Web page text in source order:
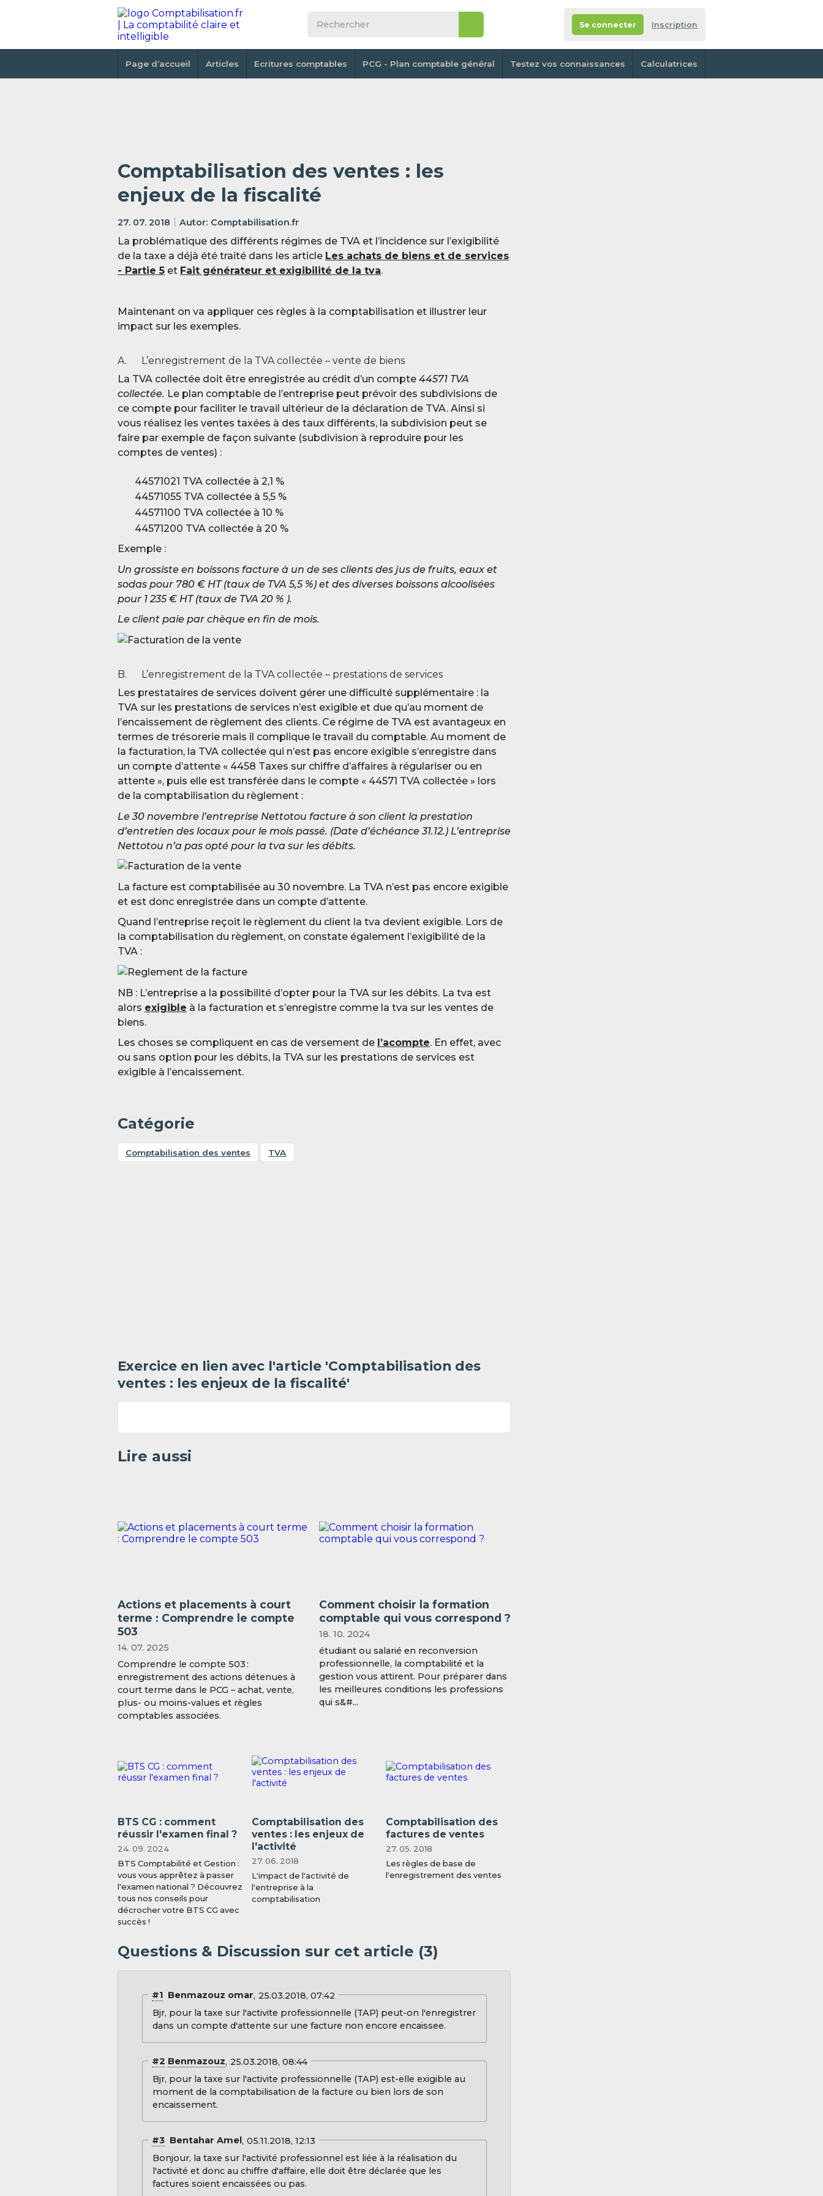
Se connecter Inscription
Page d’accueil Articles Ecritures comptables PCG - Plan comptable général Testez vos connaissances Calculatrices
Comptabilisation des ventes : les
enjeux de la fiscalité
27. 07. 2018 Comptabilisation.fr
La problématique des différents régimes de TVA et l’incidence sur l’exigibilité
de la taxe a déjà été traité dans les article Les achats de biens et de services
- Partie 5 et Fait générateur et exigibilité de la tva.
Maintenant on va appliquer ces règles à la comptabilisation et illustrer leur
impact sur les exemples.
A. L’enregistrement de la TVA collectée – vente de biens
La TVA collectée doit être enregistrée au crédit d’un compte 44571 TVA
collectée. Le plan comptable de l’entreprise peut prévoir des subdivisions de
ce compte pour faciliter le travail ultérieur de la déclaration de TVA. Ainsi si
vous réalisez les ventes taxées à des taux différents, la subdivision peut se
faire par exemple de façon suivante (subdivision à reproduire pour les
comptes de ventes) :
44571021 TVA collectée à 2,1 %
44571055 TVA collectée à 5,5 %
44571100 TVA collectée à 10 %
44571200 TVA collectée à 20 %
Exemple :
Un grossiste en boissons facture à un de ses clients des jus de fruits, eaux et
sodas pour 780 € HT (taux de TVA 5,5 %) et des diverses boissons alcoolisées
pour 1 235 € HT (taux de TVA 20 % ).
Le client paie par chèque en fin de mois.
B. L’enregistrement de la TVA collectée – prestations de services
Les prestataires de services doivent gérer une difficulté supplémentaire : la
TVA sur les prestations de services n’est exigible et due qu’au moment de
l’encaissement de règlement des clients. Ce régime de TVA est avantageux en
termes de trésorerie mais il complique le travail du comptable. Au moment de
la facturation, la TVA collectée qui n’est pas encore exigible s’enregistre dans
un compte d’attente « 4458 Taxes sur chiffre d’affaires à régulariser ou en
attente », puis elle est transférée dans le compte « 44571 TVA collectée » lors
de la comptabilisation du règlement :
Le 30 novembre l’entreprise Nettotou facture à son client la prestation
d’entretien des locaux pour le mois passé. (Date d’échéance 31.12.) L’entreprise
Nettotou n’a pas opté pour la tva sur les débits.
La facture est comptabilisée au 30 novembre. La TVA n’est pas encore exigible
et est donc enregistrée dans un compte d’attente.
Quand l’entreprise reçoit le règlement du client la tva devient exigible. Lors de
la comptabilisation du règlement, on constate également l’exigibilité de la
TVA :
NB : L’entreprise a la possibilité d’opter pour la TVA sur les débits. La tva est
alors exigible à la facturation et s’enregistre comme la tva sur les ventes de
biens.
Les choses se compliquent en cas de versement de l’acompte. En effet, avec
ou sans option pour les débits, la TVA sur les prestations de services est
exigible à l’encaissement.
Catégorie
Comptabilisation des ventes TVA
Exercice en lien avec l'article 'Comptabilisation des
ventes : les enjeux de la fiscalité'
Lire aussi
Actions et placements à court
terme : Comprendre le compte
503
14. 07. 2025
Comprendre le compte 503 :
enregistrement des actions détenues à
court terme dans le PCG – achat, vente,
plus- ou moins-values et règles
comptables associées.
Comment choisir la formation
comptable qui vous correspond ?
18. 10. 2024
étudiant ou salarié en reconversion
professionnelle, la comptabilité et la
gestion vous attirent. Pour préparer dans
les meilleures conditions les professions
qui s&#...
BTS CG : comment
réussir l'examen final ?
24. 09. 2024
BTS Comptabilité et Gestion :
vous vous apprêtez à passer
l'examen national ? Découvrez
tous nos conseils pour
décrocher votre BTS CG avec
succès !
Comptabilisation des
ventes : les enjeux de
l'activité
27. 06. 2018
L'impact de l'activité de
l'entreprise à la
comptabilisation
Comptabilisation des
factures de ventes
27. 05. 2018
Les règles de base de
l'enregistrement des ventes
Questions & Discussion sur cet article (3)
#1Benmazouz omar 25.03.2018, 07:42
Bjr, pour la taxe sur l'activite professionnelle (TAP) peut-on l'enregistrer
dans un compte d'attente sur une facture non encore encaissee.
#2 Benmazouz 25.03.2018, 08:44
Bjr, pour la taxe sur l'activite professionnelle (TAP) est-elle exigible au
moment de la comptabilisation de la facture ou bien lors de son
encaissement.
#3Bentahar Amel 05.11.2018, 12:13
Bonjour, la taxe sur l'activité professionnel est liée à la réalisation du
l'activité et donc au chiffre d'affaire, elle doit être déclarée que les
factures soient encaissées ou pas.